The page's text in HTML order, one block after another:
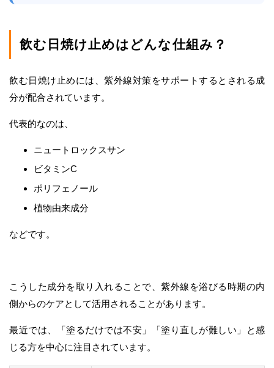
飲む日焼け止めはどんな仕組み？
飲む日焼け止めには、紫外線対策をサポートするとされる成
分が配合されています。
代表的なのは、
ニュートロックスサン
ビタミンC
ポリフェノール
植物由来成分
などです。
こうした成分を取り入れることで、紫外線を浴びる時期の内
側からのケアとして活用されることがあります。
最近では、「塗るだけでは不安」「塗り直しが難しい」と感
じる方を中心に注目されています。